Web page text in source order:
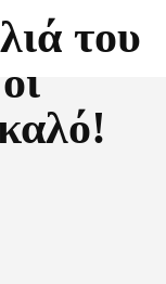
του